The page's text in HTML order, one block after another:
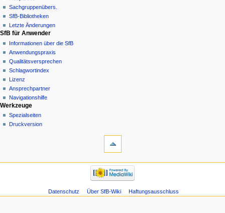
Sachgruppenübers.
SfB-Bibliotheken
Letzte Änderungen
SfB für Anwender
Informationen über die SfB
Anwendungspraxis
Qualitätsversprechen
Schlagwortindex
Lizenz
Ansprechpartner
Navigationshilfe
Werkzeuge
Spezialseiten
Druckversion
Datenschutz Über SfB-Wiki Haftungsausschluss